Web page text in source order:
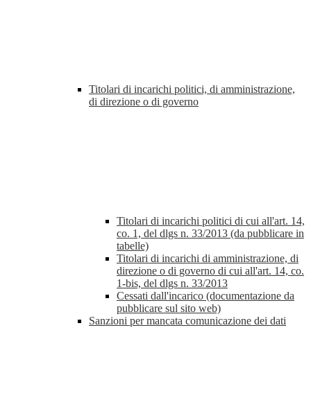
Titolari di incarichi politici, di amministrazione,
di direzione o di governo
Titolari di incarichi politici di cui all'art. 14,
co. 1, del dlgs n. 33/2013 (da pubblicare in
tabelle)
Titolari di incarichi di amministrazione, di
direzione o di governo di cui all'art. 14, co.
1-bis, del dlgs n. 33/2013
Cessati dall'incarico (documentazione da
pubblicare sul sito web)
Sanzioni per mancata comunicazione dei dati